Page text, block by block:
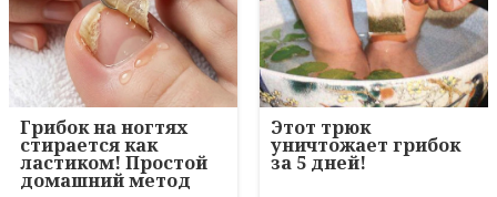
Грибок на ногтях
стирается как
ластиком! Простой
домашний метод
Этот трюк
уничтожает грибок
за 5 дней!